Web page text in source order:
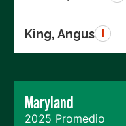
King, Angus
Maryland
2025 Promedio